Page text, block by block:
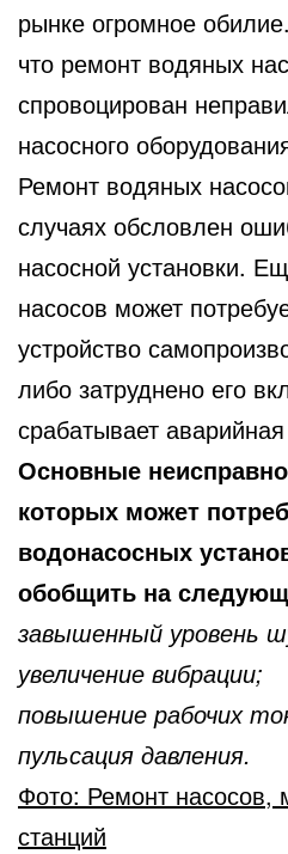
рынке огромное
что ремонт водяных
спровоцирован
насосного
Ремонт водяных
случаях обсловлен
насосной установки.
насосов может
устройство
либо затруднено его
срабатывает
Основные
которых может
водонасосных
обобщить на
завышенный уровень
увеличение вибрации;
повышение рабочих
пульсация давления.
Фото: Ремонт
станций